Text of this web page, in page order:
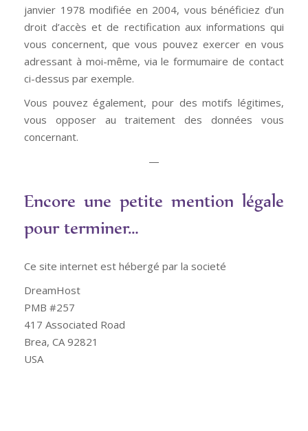
janvier 1978 modifiée en 2004, vous bénéficiez d’un
droit d’accès et de rectification aux informations qui
vous concernent, que vous pouvez exercer en vous
adressant à moi-même, via le formumaire de contact
ci-dessus par exemple.
Vous pouvez également, pour des motifs légitimes,
vous opposer au traitement des données vous
concernant.
—
Encore une petite mention légale
pour terminer…
Ce site internet est hébergé par la societé
DreamHost
PMB #257
417 Associated Road
Brea, CA 92821
USA